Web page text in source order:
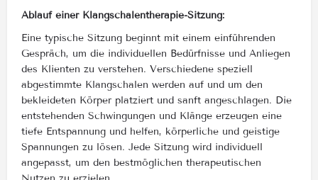
Ablauf einer Klangschalentherapie-Sitzung:
Eine typische Sitzung beginnt mit einem einführenden
Gespräch, um die individuellen Bedürfnisse und Anliegen
des Klienten zu verstehen. Verschiedene speziell
abgestimmte Klangschalen werden auf und um den
bekleideten Körper platziert und sanft angeschlagen. Die
entstehenden Schwingungen und Klänge erzeugen eine
tiefe Entspannung und helfen, körperliche und geistige
Spannungen zu lösen. Jede Sitzung wird individuell
angepasst, um den bestmöglichen therapeutischen